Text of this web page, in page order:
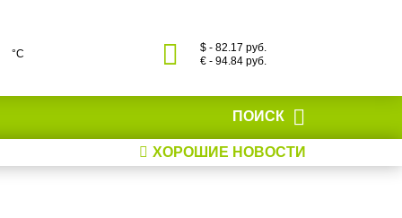
°С
$ - 82.17 руб.
€ - 94.84 руб.
ПОИСК
ХОРОШИЕ НОВОСТИ